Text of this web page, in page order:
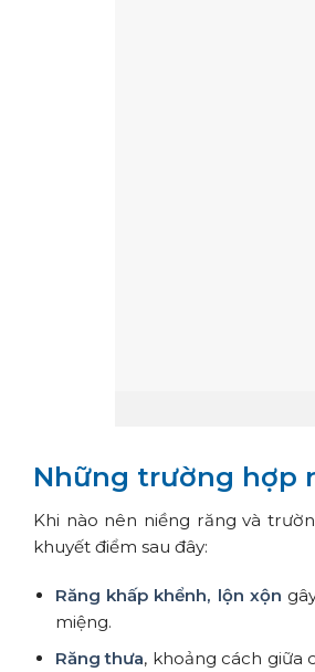
Những trường hợp
Khi nào nên niềng răng và
khuyết điểm sau đây:
Răng khấp khểnh, lộn xộn
miệng.
Răng thưa, khoảng cách giữa